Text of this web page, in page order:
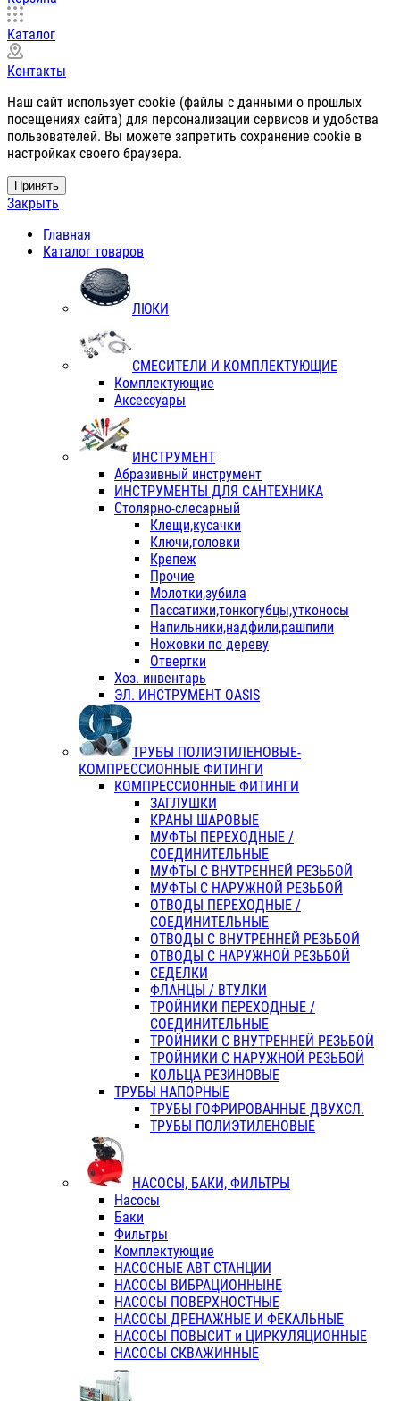
Каталог
Контакты
Наш сайт использует cookie (файлы с данными о прошлых
посещениях сайта) для персонализации сервисов и удобства
пользователей. Вы можете запретить сохранение cookie в
настройках своего браузера.
Принять
Закрыть
Главная
Каталог товаров
ЛЮКИ
СМЕСИТЕЛИ И КОМПЛЕКТУЮЩИЕ
Комплектующие
Аксессуары
ИНСТРУМЕНТ
Абразивный инструмент
ИНСТРУМЕНТЫ ДЛЯ САНТЕХНИКА
Столярно-слесарный
Клещи,кусачки
Ключи,головки
Крепеж
Прочие
Молотки,зубила
Пассатижи,тонкогубцы,утконосы
Напильники,надфили,рашпили
Ножовки по дереву
Отвертки
Хоз. инвентарь
ЭЛ. ИНСТРУМЕНТ OASIS
ТРУБЫ ПОЛИЭТИЛЕНОВЫЕ-
КОМПРЕССИОННЫЕ ФИТИНГИ
КОМПРЕССИОННЫЕ ФИТИНГИ
ЗАГЛУШКИ
КРАНЫ ШАРОВЫЕ
МУФТЫ ПЕРЕХОДНЫЕ /
СОЕДИНИТЕЛЬНЫЕ
МУФТЫ С ВНУТРЕННЕЙ РЕЗЬБОЙ
МУФТЫ С НАРУЖНОЙ РЕЗЬБОЙ
ОТВОДЫ ПЕРЕХОДНЫЕ /
СОЕДИНИТЕЛЬНЫЕ
ОТВОДЫ С ВНУТРЕННЕЙ РЕЗЬБОЙ
ОТВОДЫ С НАРУЖНОЙ РЕЗЬБОЙ
СЕДЕЛКИ
ФЛАНЦЫ / ВТУЛКИ
ТРОЙНИКИ ПЕРЕХОДНЫЕ /
СОЕДИНИТЕЛЬНЫЕ
ТРОЙНИКИ С ВНУТРЕННЕЙ РЕЗЬБОЙ
ТРОЙНИКИ С НАРУЖНОЙ РЕЗЬБОЙ
КОЛЬЦА РЕЗИНОВЫЕ
ТРУБЫ НАПОРНЫЕ
ТРУБЫ ГОФРИРОВАННЫЕ ДВУХСЛ.
ТРУБЫ ПОЛИЭТИЛЕНОВЫЕ
НАСОСЫ, БАКИ, ФИЛЬТРЫ
Насосы
Баки
Фильтры
Комплектующие
НАСОСНЫЕ АВТ СТАНЦИИ
НАСОСЫ ВИБРАЦИОННЫНЕ
НАСОСЫ ПОВЕРХНОСТНЫЕ
НАСОСЫ ДРЕНАЖНЫЕ И ФЕКАЛЬНЫЕ
НАСОСЫ ПОВЫСИТ и ЦИРКУЛЯЦИОННЫЕ
НАСОСЫ СКВАЖИННЫЕ